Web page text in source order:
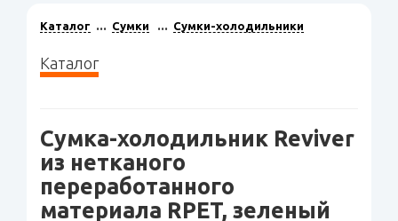
Каталог Сумки Сумки-холодильники
Каталог
Сумка-холодильник Reviver
из нетканого
переработанного
материала RPET, зеленый